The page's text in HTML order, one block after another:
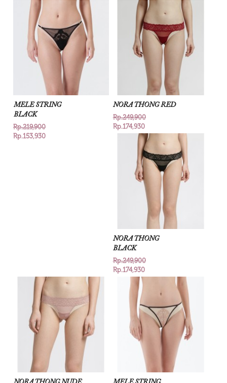
MELE STRING
BLACK
Rp.219,900
Rp.153,930
NORA THONG RED
Rp.249,900
Rp.174,930
NORA THONG
BLACK
Rp.249,900
Rp.174,930